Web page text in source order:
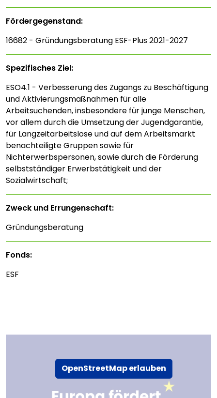
OpenStreetMap erlauben
Fördergegenstand:
16682 - Gründungsberatung ESF-Plus 2021-2027
Spezifisches Ziel:
ESO4.1 - Verbesserung des Zugangs zu Beschäftigung
und Aktivierungsmaßnahmen für alle
Arbeitsuchenden, insbesondere für junge Menschen,
vor allem durch die Umsetzung der Jugendgarantie,
für Langzeitarbeitslose und auf dem Arbeitsmarkt
benachteiligte Gruppen sowie für
Nichterwerbspersonen, sowie durch die Förderung
selbstständiger Erwerbstätigkeit und der
Sozialwirtschaft;
Zweck und Errungenschaft:
Gründungsberatung
Fonds:
ESF